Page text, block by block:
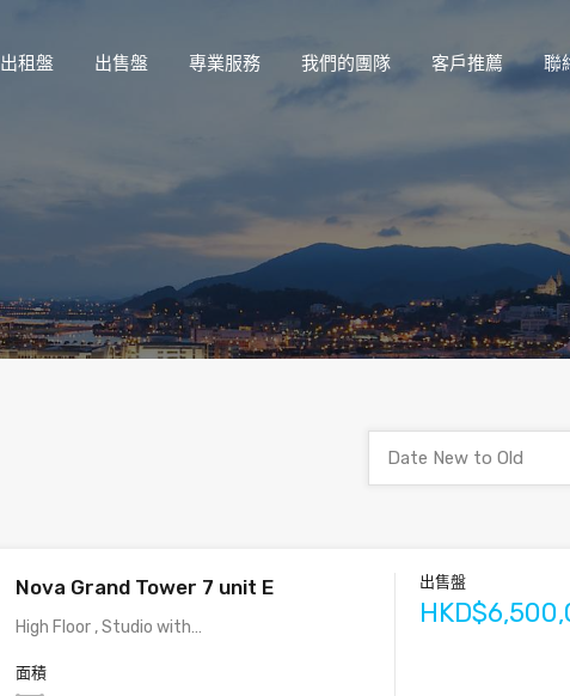
出租盤 出售盤 專業服務 我們的團隊 客戶推薦 聯
Date New to Old
Nova Grand Tower 7 unit E
High Floor , Studio with…
面積
出售盤